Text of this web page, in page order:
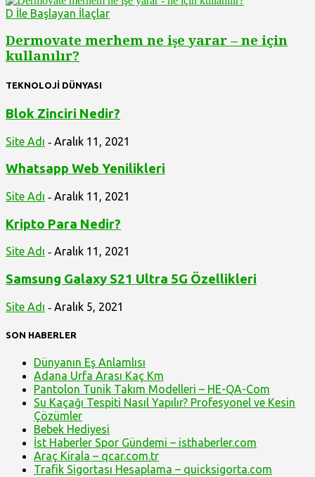
D İle Başlayan İlaçlar
Dermovate merhem ne işe yarar – ne için
kullanılır?
TEKNOLOJİ DÜNYASI
Blok Zinciri Nedir?
Site Adı - Aralık 11, 2021
Whatsapp Web Yenilikleri
Site Adı - Aralık 11, 2021
Kripto Para Nedir?
Site Adı - Aralık 11, 2021
Samsung Galaxy S21 Ultra 5G Özellikleri
Site Adı - Aralık 5, 2021
SON HABERLER
Dünyanın Eş Anlamlısı
Adana Urfa Arası Kaç Km
Pantolon Tunik Takım Modelleri – HE-QA-Com
Su Kaçağı Tespiti Nasıl Yapılır? Profesyonel ve Kesin
Çözümler
Bebek Hediyesi
İst Haberler Spor Gündemi – isthaberler.com
Araç Kirala – qcar.com.tr
Trafik Sigortası Hesaplama – quicksigorta.com